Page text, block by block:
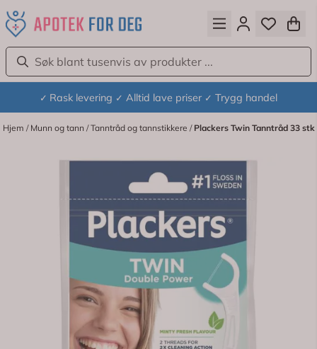
Hopp til innhold
✓ Rask levering ✓ Alltid lave priser ✓ Trygg handel
Hjem / Munn og tann /Tanntråd og tannstikkere / Plackers Twin Tanntråd 33 stk